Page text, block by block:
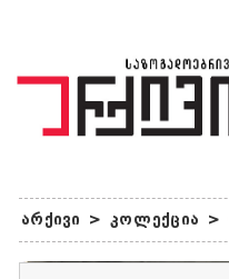
არქივი > კოლექცია >